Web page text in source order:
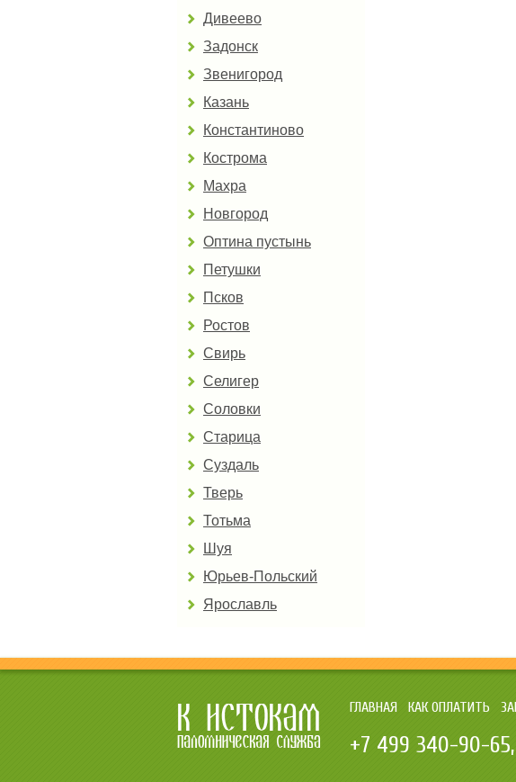
Дивеево
Задонск
Звенигород
Казань
Константиново
Кострома
Махра
Новгород
Оптина пустынь
Петушки
Псков
Ростов
Свирь
Селигер
Соловки
Старица
Суздаль
Тверь
Тотьма
Шуя
Юрьев-Польский
Ярославль
ГЛАВНАЯ КАК ОПЛАТИТЬ
+7 499 340-90-65